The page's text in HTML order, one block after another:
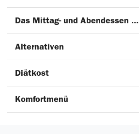
Das Mittag- und Abendessen ...
Alternativen
Diätkost
Komfortmenü